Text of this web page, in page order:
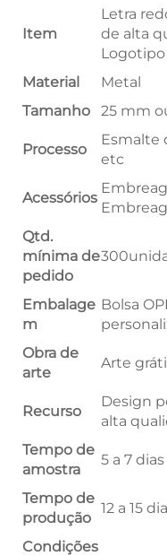
Item
Letra
de alta
Logotipo
Material
Metal
Tamanho
25 mm
Processo
Esmalte
etc
Acessórios
Qtd.
mínima de
pedido
Embalage
m
Bolsa
Obra de
arte
Arte
Recurso
Design
alta
Tempo de
amostra
5 a 7 dias
Tempo de
produção
12 a 15
Condições